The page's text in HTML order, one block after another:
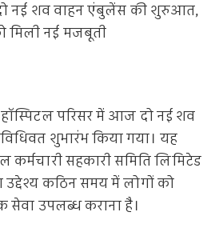
दो नई शव वाहन एंबुलेंस की शुरुआत,
मिली नई मजबूती
परिसर में आज दो नई शव
शुभारंभ किया गया। यह
कर्मचारी सहकारी समिति लिमिटेड
उद्देश्य कठिन समय में लोगों को
उपलब्ध कराना है।